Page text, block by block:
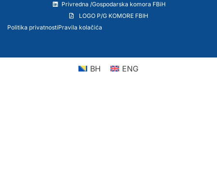
Privredna /Gospodarska komora FBiH
LOGO P/G KOMORE FBIH
Politika privatnostiPravila kolačića
BH ENG